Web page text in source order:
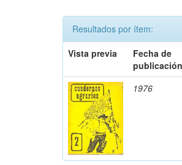
Resultados por ítem:
Vista previa
Fecha de
publicación
1976